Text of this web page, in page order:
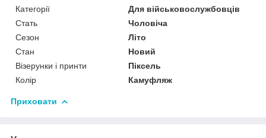
Категорії
Для військовослужбовців
Стать
Чоловіча
Сезон
Літо
Стан
Новий
Візерунки і принти
Піксель
Колір
Камуфляж
Приховати